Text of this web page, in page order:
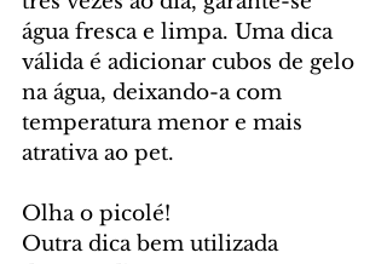
água fresca e limpa. Uma dica
válida é adicionar cubos de gelo
na água, deixando-a com
temperatura menor e mais
atrativa ao pet.
Olha o picolé!
Outra dica bem utilizada